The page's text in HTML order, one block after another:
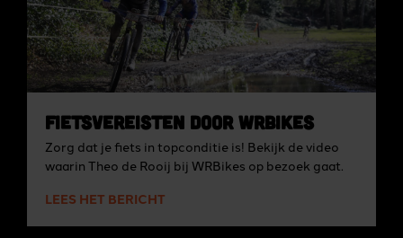
Fietsvereisten door WRBikes
Zorg dat je fiets in topconditie is! Bekijk de video
waarin Theo de Rooij bij WRBikes op bezoek gaat.
LEES HET BERICHT